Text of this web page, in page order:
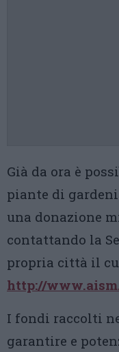
Già da ora è
piante di
una donazione
contattando la
propria città il
http://
I fondi raccolti
garantire e